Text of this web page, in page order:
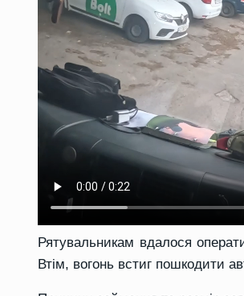
Рятувальникам вдалося
Втім, вогонь встиг пошкодити